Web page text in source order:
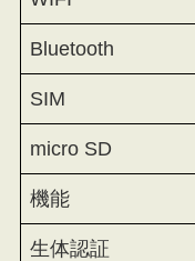
Bluetooth
SIM
micro SD
機能
生体認証